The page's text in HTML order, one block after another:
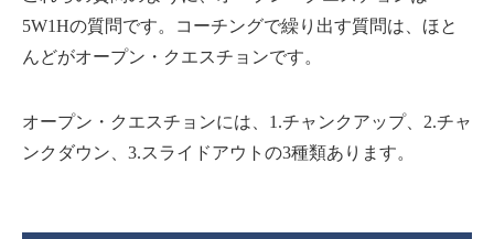
5W1Hの質問です。コーチングで繰り出す質問は、ほと
んどがオープン・クエスチョンです。
オープン・クエスチョンには、1.チャンクアップ、2.チャ
ンクダウン、3.スライドアウトの3種類あります。